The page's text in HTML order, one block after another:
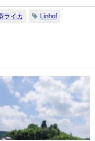
ライカ Linhof